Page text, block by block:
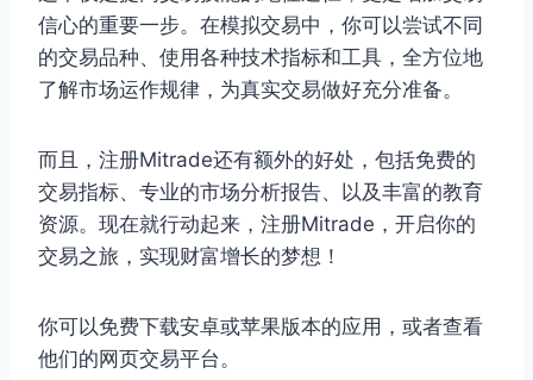
信心的重要一步。在模拟交易中，你可以尝试不同
的交易品种、使用各种技术指标和工具，全方位地
了解市场运作规律，为真实交易做好充分准备。
而且，注册Mitrade还有额外的好处，包括免费的
交易指标、专业的市场分析报告、以及丰富的教育
资源。现在就行动起来，注册Mitrade，开启你的
交易之旅，实现财富增长的梦想！
你可以免费下载安卓或苹果版本的应用，或者查看
他们的网页交易平台。